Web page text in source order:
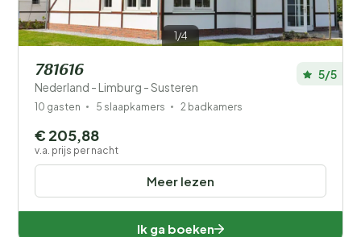
1/4
781616
Nederland - Limburg - Susteren
5/5
10 gasten 5 slaapkamers 2 badkamers
Meer lezen
€ 205,88
v.a. prijs per nacht
Ik ga boeken